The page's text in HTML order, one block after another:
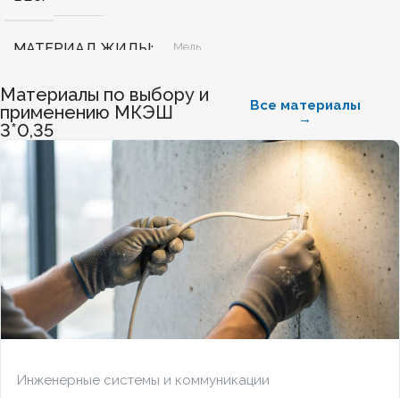
МАТЕРИАЛ ЖИЛЫ Медь
БЕЗГАЛОГЕННЫЙ Нет
ХЛАДОСТОЙКИЙ Нет
СЕЧЕНИЕ ТПЖ
ОГНЕСТОЙКИЙ Нет
НАЛИЧИЕ ЭКРАНА
Материалы по выбору и
применению МКЭШ
3*0,35
Все материалы
→
Инженерные системы и коммуникации